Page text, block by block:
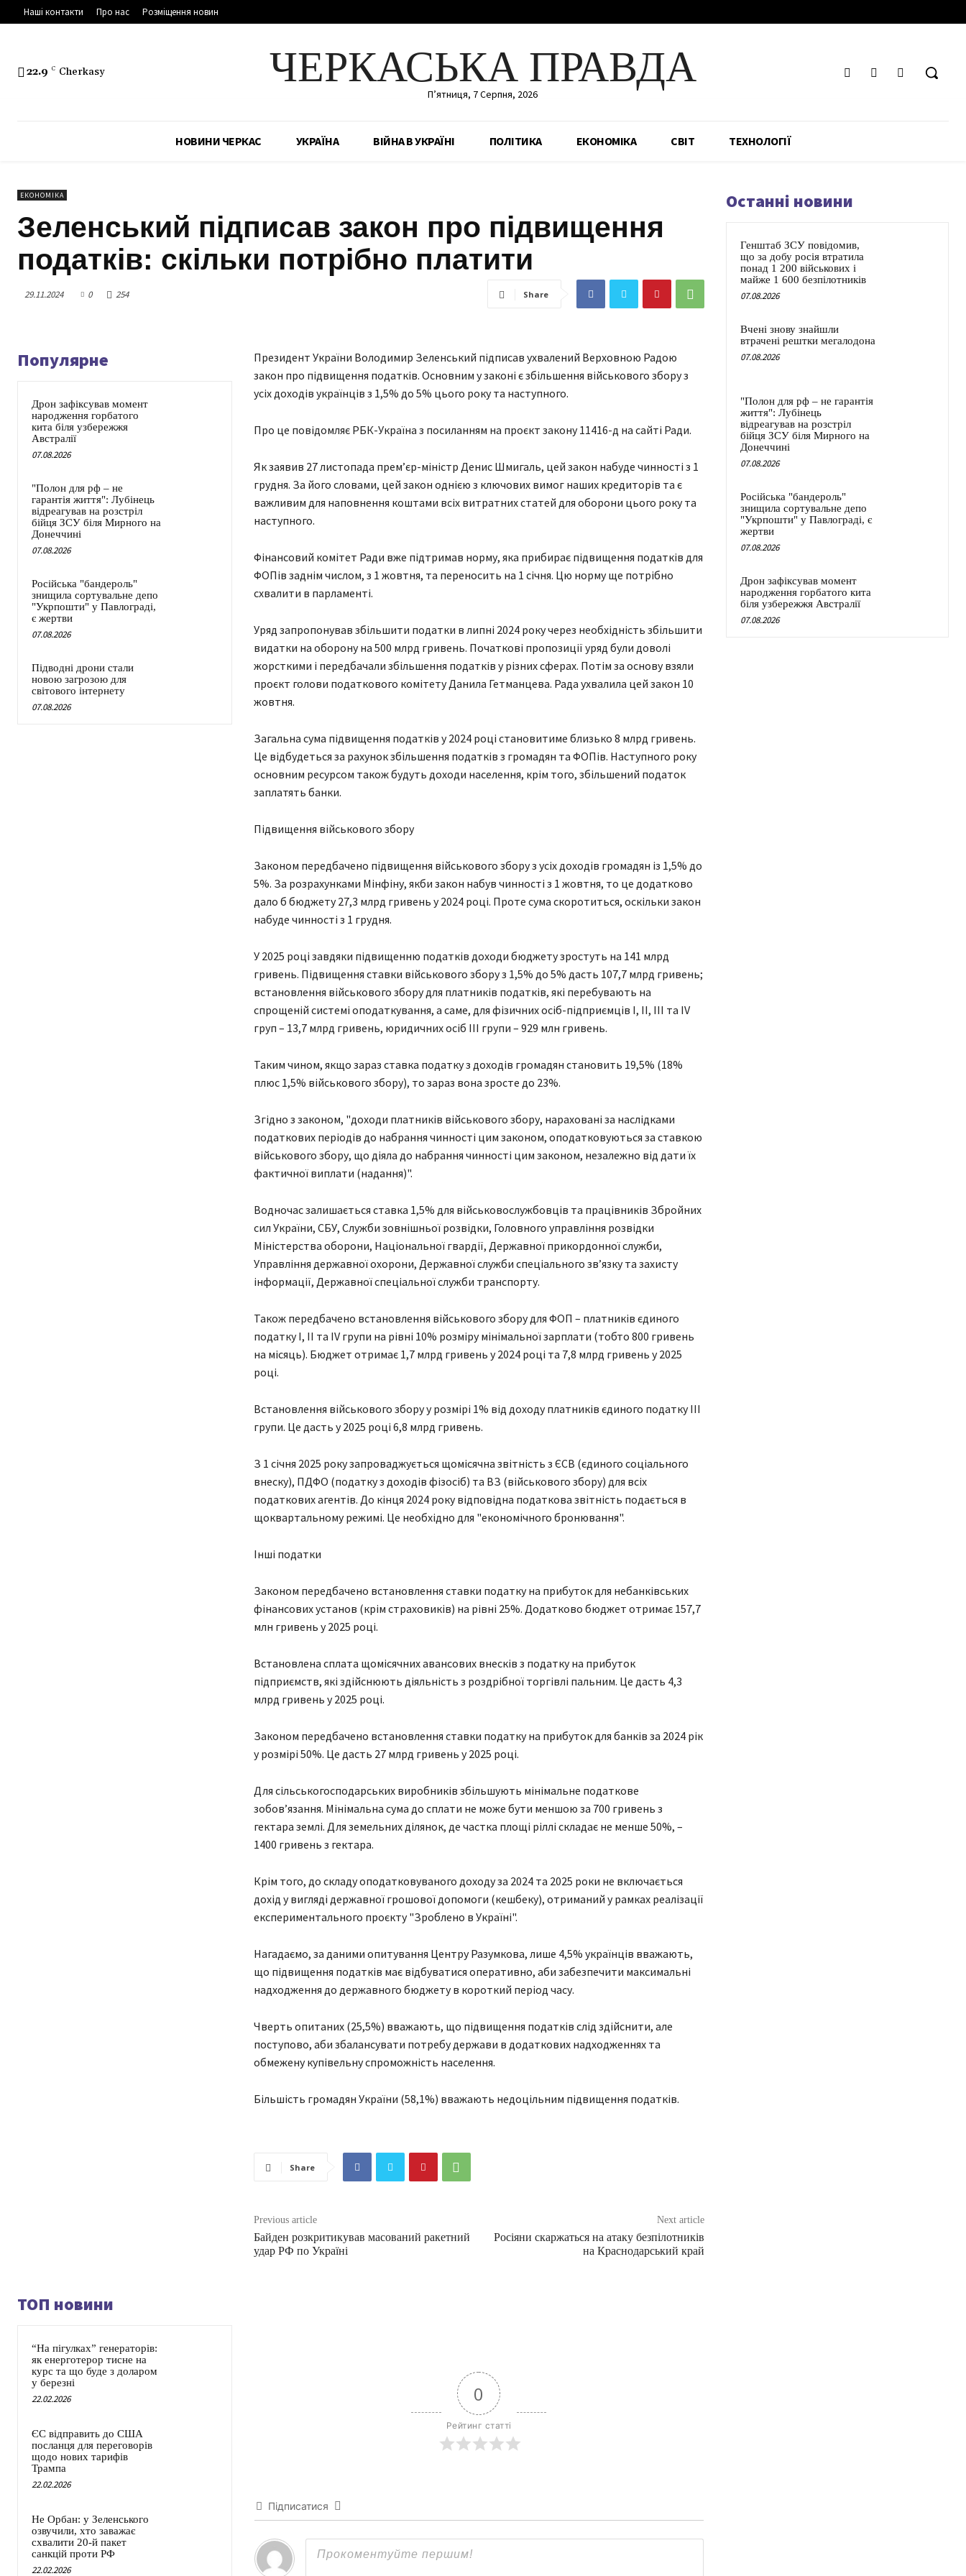
Наші контакти Про нас Розміщення новин
22.9 C Cherkasy ЧЕРКАСЬКА ПРАВДА
П’ятниця, 7 Серпня, 2026
НОВИНИ ЧЕРКАС УКРАЇНА ВІЙНА В УКРАЇНІ ПОЛІТИКА ЕКОНОМІКА СВІТ ТЕХНОЛОГІЇ
ЕКОНОМІКА
Зеленський підписав закон про підвищення
податків: скільки потрібно платити
29.11.2024 0 254 Share
Популярне
Дрон зафіксував момент
народження горбатого
кита біля узбережжя
Австралії
07.08.2026
"Полон для рф – не
гарантія життя": Лубінець
відреагував на розстріл
бійця ЗСУ біля Мирного на
Донеччині
07.08.2026
Російська "бандероль"
знищила сортувальне депо
"Укрпошти" у Павлограді,
є жертви
07.08.2026
Підводні дрони стали
новою загрозою для
світового інтернету
07.08.2026
Президент України Володимир Зеленський підписав ухвалений Верховною Радою
закон про підвищення податків. Основним у законі є збільшення військового збору з
усіх доходів українців з 1,5% до 5% цього року та наступного.
Про це повідомляє РБК-Україна з посиланням на проєкт закону 11416-д на сайті Ради.
Як заявив 27 листопада прем’єр-міністр Денис Шмигаль, цей закон набуде чинності з 1
грудня. За його словами, цей закон однією з ключових вимог наших кредиторів та є
важливим для наповнення коштами всіх витратних статей для оборони цього року та
наступного.
Фінансовий комітет Ради вже підтримав норму, яка прибирає підвищення податків для
ФОПів заднім числом, з 1 жовтня, та переносить на 1 січня. Цю норму ще потрібно
схвалити в парламенті.
Уряд запропонував збільшити податки в липні 2024 року через необхідність збільшити
видатки на оборону на 500 млрд гривень. Початкові пропозиції уряд були доволі
жорсткими і передбачали збільшення податків у різних сферах. Потім за основу взяли
проєкт голови податкового комітету Данила Гетманцева. Рада ухвалила цей закон 10
жовтня.
Загальна сума підвищення податків у 2024 році становитиме близько 8 млрд гривень.
Це відбудеться за рахунок збільшення податків з громадян та ФОПів. Наступного року
основним ресурсом також будуть доходи населення, крім того, збільшений податок
заплатять банки.
Підвищення військового збору
Законом передбачено підвищення військового збору з усіх доходів громадян із 1,5% до
5%. За розрахунками Мінфіну, якби закон набув чинності з 1 жовтня, то це додатково
дало б бюджету 27,3 млрд гривень у 2024 році. Проте сума скоротиться, оскільки закон
набуде чинності з 1 грудня.
У 2025 році завдяки підвищенню податків доходи бюджету зростуть на 141 млрд
гривень. Підвищення ставки військового збору з 1,5% до 5% дасть 107,7 млрд гривень;
встановлення військового збору для платників податків, які перебувають на
спрощеній системі оподаткування, а саме, для фізичних осіб-підприємців I, II, III та IV
груп – 13,7 млрд гривень, юридичних осіб III групи – 929 млн гривень.
Таким чином, якщо зараз ставка податку з доходів громадян становить 19,5% (18%
плюс 1,5% військового збору), то зараз вона зросте до 23%.
Згідно з законом, "доходи платників військового збору, нараховані за наслідками
податкових періодів до набрання чинності цим законом, оподатковуються за ставкою
військового збору, що діяла до набрання чинності цим законом, незалежно від дати їх
фактичної виплати (надання)".
Водночас залишається ставка 1,5% для військовослужбовців та працівників Збройних
сил України, СБУ, Служби зовнішньої розвідки, Головного управління розвідки
Міністерства оборони, Національної гвардії, Державної прикордонної служби,
Управління державної охорони, Державної служби спеціального зв’язку та захисту
інформації, Державної спеціальної служби транспорту.
Також передбачено встановлення військового збору для ФОП – платників єдиного
податку І, ІІ та IV групи на рівні 10% розміру мінімальної зарплати (тобто 800 гривень
на місяць). Бюджет отримає 1,7 млрд гривень у 2024 році та 7,8 млрд гривень у 2025
році.
Встановлення військового збору у розмірі 1% від доходу платників єдиного податку ІІІ
групи. Це дасть у 2025 році 6,8 млрд гривень.
З 1 січня 2025 року запроваджується щомісячна звітність з ЄСВ (єдиного соціального
внеску), ПДФО (податку з доходів фізосіб) та ВЗ (військового збору) для всіх
податкових агентів. До кінця 2024 року відповідна податкова звітність подається в
щоквартальному режимі. Це необхідно для "економічного бронювання".
Інші податки
Законом передбачено встановлення ставки податку на прибуток для небанківських
фінансових установ (крім страховиків) на рівні 25%. Додатково бюджет отримає 157,7
млн гривень у 2025 році.
Встановлена сплата щомісячних авансових внесків з податку на прибуток
підприємств, які здійснюють діяльність з роздрібної торгівлі пальним. Це дасть 4,3
млрд гривень у 2025 році.
Законом передбачено встановлення ставки податку на прибуток для банків за 2024 рік
у розмірі 50%. Це дасть 27 млрд гривень у 2025 році.
Для сільськогосподарських виробників збільшують мінімальне податкове
зобов’язання. Мінімальна сума до сплати не може бути меншою за 700 гривень з
гектара землі. Для земельних ділянок, де частка площі ріллі складає не менше 50%, –
1400 гривень з гектара.
Крім того, до складу оподатковуваного доходу за 2024 та 2025 роки не включається
дохід у вигляді державної грошової допомоги (кешбеку), отриманий у рамках реалізації
експериментального проєкту "Зроблено в Україні".
Нагадаємо, за даними опитування Центру Разумкова, лише 4,5% українців вважають,
що підвищення податків має відбуватися оперативно, аби забезпечити максимальні
надходження до державного бюджету в короткий період часу.
Чверть опитаних (25,5%) вважають, що підвищення податків слід здійснити, але
поступово, аби збалансувати потребу держави в додаткових надходженнях та
обмежену купівельну спроможність населення.
Більшість громадян України (58,1%) вважають недоцільним підвищення податків.
Share
Previous article
Байден розкритикував масований ракетний
удар РФ по Україні
Next article
Росіяни скаржаться на атаку безпілотників
на Краснодарський край
ТОП новини
“На пігулках” генераторів:
як енерготерор тисне на
курс та що буде з доларом
у березні
22.02.2026
ЄС відправить до США
посланця для переговорів
щодо нових тарифів
Трампа
22.02.2026
Не Орбан: у Зеленського
озвучили, хто заважає
схвалити 20-й пакет
санкцій проти РФ
22.02.2026
0
Рейтинг статті
Підписатися
Останні новини
Генштаб ЗСУ повідомив,
що за добу росія втратила
понад 1 200 військових і
майже 1 600 безпілотників
07.08.2026
Вчені знову знайшли
втрачені рештки мегалодона
07.08.2026
"Полон для рф – не гарантія
життя": Лубінець
відреагував на розстріл
бійця ЗСУ біля Мирного на
Донеччині
07.08.2026
Російська "бандероль"
знищила сортувальне депо
"Укрпошти" у Павлограді, є
жертви
07.08.2026
Дрон зафіксував момент
народження горбатого кита
біля узбережжя Австралії
07.08.2026